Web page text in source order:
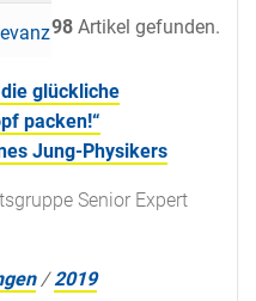
98 Artikel gefunden.
Datum
glückliche
packen!“
Jung-Physikers
Senior Expert
/2019